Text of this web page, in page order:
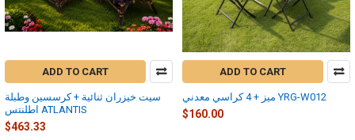
ADD TO CART
سيت خيزران ثنائية + كرسسين وطبلة
اطلنتس ATLANTIS
$463.33
ADD TO CART
ميز + 4 كراسي معدني YRG-W012
$160.00